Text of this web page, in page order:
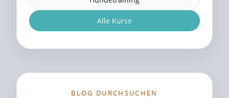
Alle Kurse
BLOG DURCHSUCHEN